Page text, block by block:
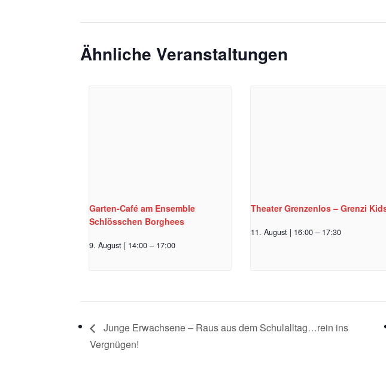
Ähnliche Veranstaltungen
Garten-Café am Ensemble
Schlösschen Borghees
9. August | 14:00 – 17:00
Theater Grenzenlos – Grenzi
11. August | 16:00 – 17:30
Junge Erwachsene – Raus aus dem Schulalltag…rein ins
Vergnügen!